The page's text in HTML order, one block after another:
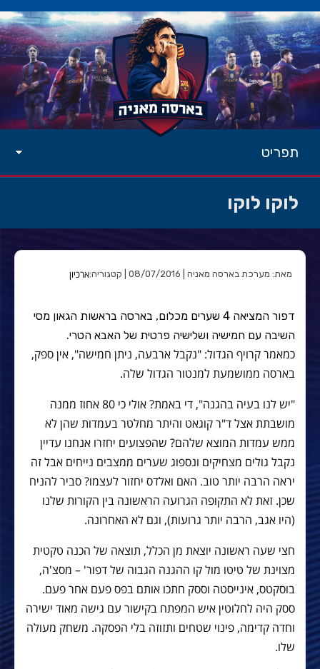
תפריט
לוקו לוקו
מאת: מערכת בארסה מאניה | 08/07/2016 | קטגוריה: ארכיון
דפור המציאה 4 שערים מכלום, בארסה בראשות הגאון מסי
השיבה עם חמישיה ושלישיה פרטית של האבא הטרי.
כמאמר קרויף הגדול: "נקבל ארבעה, ניתן חמישה", אין ספק,
בארסה ממושמעת למנטור הגדול שלה.
"יש לנו בעיה בהגנה", די באמת? אולי כי 80 אחוז ממנה
מושבתת אצל ד"ר קוגאט והיתר מחלטר בעמדות שהן לא
ממש עמדות המוצא שלהם? שהפצועים יחזרו אנחנו עדיין
נקבל גולים מצחיקים ונספוג שערים ממצבים נייחים אבל זה
יראה הרבה יותר טוב. האם ואלדס יחזור לעצמו? סביר להניח
שכן. זאת לא התקופה הגרועה הראשונה בין הקורות שלנו
(היו אגב, הרבה יותר גרועות), וגם לא האחרונה.
חצי שעה ראשונה יוצאת מן הכלל, תוצאה של הכנה טקטית
מצוינת של טיטו מול קו ההגנה הגבוה של דפור' – מסצ'ה,
בוסקטס, אינייסטה וססק חתכו אותם בפס פעם אחר פעם.
ססק היה לחלוטין איש המפתח בקישור עם גישה מאוד ישירה
וחדה קדימה, פינוי שטחים ותזוזה בלי הפסקה. משחק מעולה
שלו.